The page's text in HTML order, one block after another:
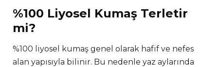
%100 Liyosel Kumaş Terletir
mi?
%100 liyosel kumaş genel olarak hafif ve nefes
alan yapısıyla bilinir. Bu nedenle yaz aylarında